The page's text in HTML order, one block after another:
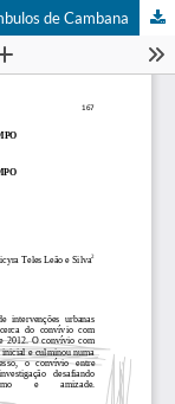
de Cambana